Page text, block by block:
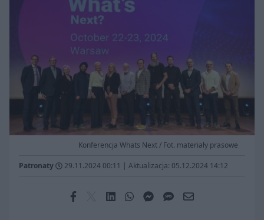
Konferencja Whats Next / Fot. materiały prasowe
Patronaty 29.11.2024 00:11 | Aktualizacja: 05.12.2024 14:12